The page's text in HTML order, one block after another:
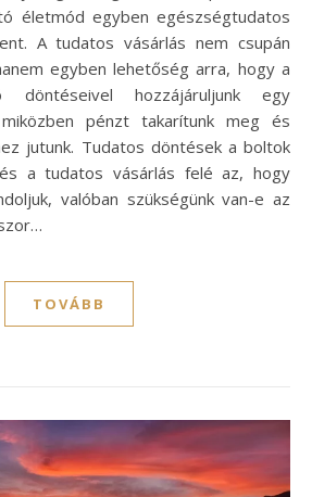
életmód egyben egészségtudatos
A tudatos vásárlás nem csupán
egyben lehetőség arra, hogy a
döntéseivel hozzájáruljunk egy
pénzt takarítunk meg és
jutunk. Tudatos döntések a boltok
a tudatos vásárlás felé az, hogy
valóban szükségünk van-e az
TOVÁBB